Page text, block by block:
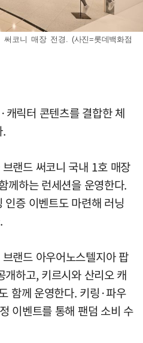
써코니 매장 전경. (사진=롯데백화점
캐릭터 콘텐츠를 결합한 체
.
랜드 써코니 국내 1호 매장
께하는 런세션을 운영한다.
증 이벤트도 마련해 러닝
랜드 아우어노스텔지아 팝
하고, 키르시와 산리오 캐
함께 운영한다. 키링·파우
이벤트를 통해 팬덤 소비 수